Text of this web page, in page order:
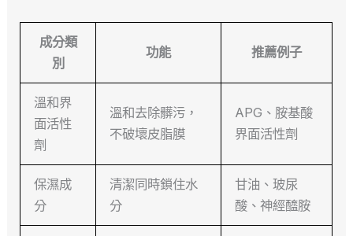
成分類
別
功能 推薦例子
溫和界
面活性
劑
溫和去除髒污，
不破壞皮脂膜
APG、胺基酸
界面活性劑
保濕成
分
清潔同時鎖住水
分
甘油、玻尿
酸、神經醯胺